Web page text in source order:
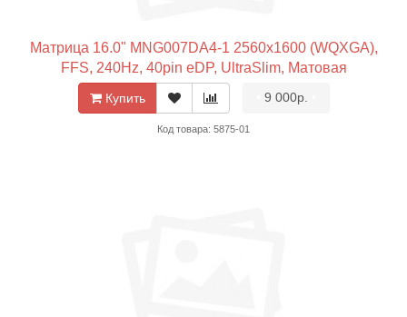
Матрица 16.0" MNG007DA4-1 2560x1600 (WQXGA),
FFS, 240Hz, 40pin eDP, UltraSlim, Матовая
Купить 9 000р.
Код товара: 5875-01